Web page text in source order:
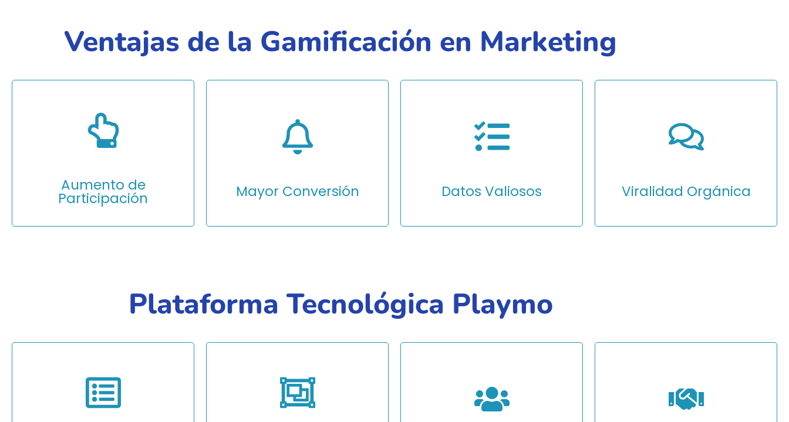
Ventajas de la Gamificación en Marketing
Aumento de
Participación
Las campañas gamificadas
consiguen hasta un 300% más
de engagement que las
campañas tradicionales. Los
Mayor Conversión
Transforma visitantes en leads
cualificados y leads en clientes.
Datos Valiosos
Obtén información sobre
preferencias, comportamiento
Viralidad Orgánica
Plataforma Tecnológica Playmo
Monitoriza tus campañas con
métricas actualizadas al
segundo. Exporta datos,
Todas nuestras aplicaciones
funcionan perfectamente en
móviles, tablets y ordenadores.
Lanza campañas en español,
inglés, francés, alemán,